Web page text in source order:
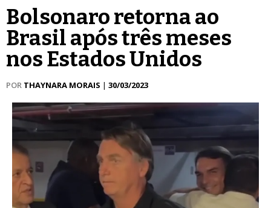
Bolsonaro retorna ao
Brasil após três meses
nos Estados Unidos
POR THAYNARA MORAIS | 30/03/2023